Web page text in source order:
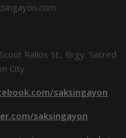
Rallos St., Brgy. Sacred
City
saksingayon
saksingayon